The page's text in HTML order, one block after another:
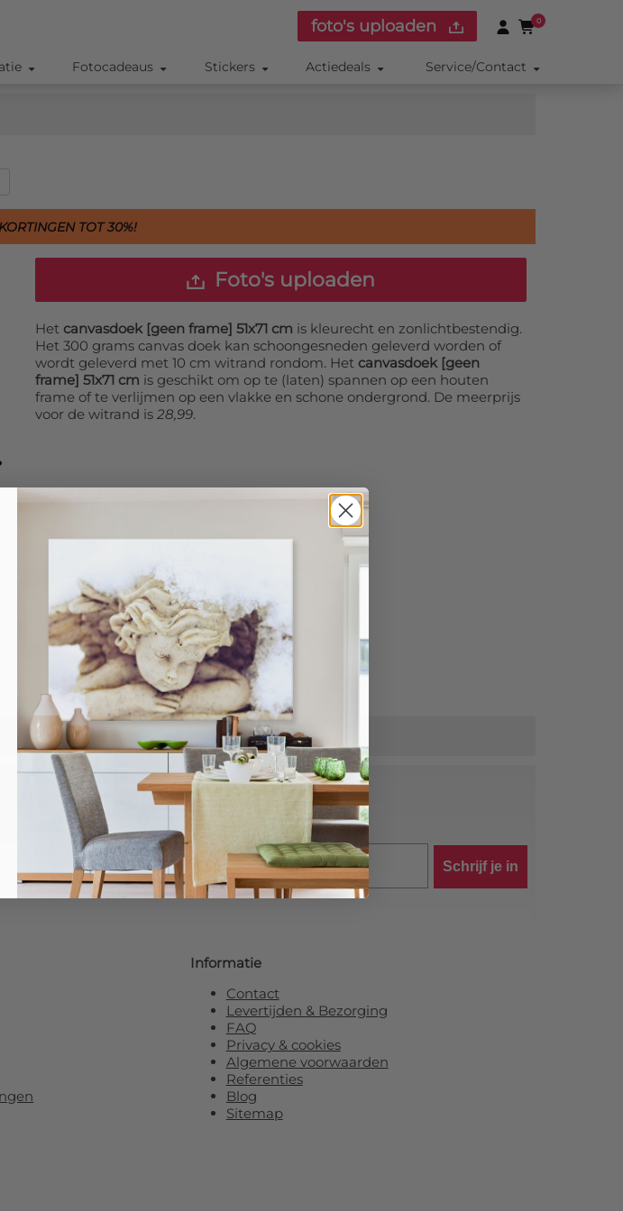
foto's uploaden 0
Fotocadeaus Stickers Actiedeals Service/Contact
TOT 30%!
Foto's uploaden
Het canvasdoek [geen frame] 51x71 cm is kleurecht en zonlichtbestendig.
Het 300 grams canvas doek kan schoongesneden geleverd worden of
wordt geleverd met 10 cm witrand rondom. Het canvasdoek [geen
frame] 51x71 cm is geschikt om op te (laten) spannen op een houten
frame of te verlijmen op een vlakke en schone ondergrond. De meerprijs
voor de witrand is 28,99.
en ontvang10% extra korting!
Schrijf je in
Informatie
Contact
Levertijden & Bezorging
FAQ
Privacy & cookies
Algemene voorwaarden
Referenties
Blog
Sitemap